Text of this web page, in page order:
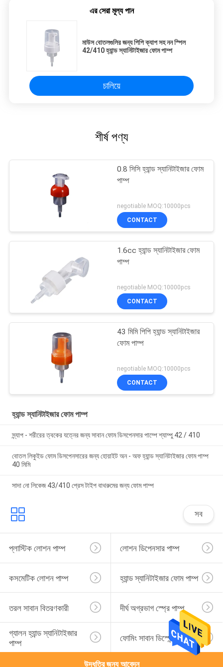
এর সেরা মূল্য পান
মাউস বোতলগুলির জন্য পিপি ক্যাপ সহ নন স্পিল
42/410 হ্যান্ড স্যানিটাইজার ফোম পাম্প
চালিয়ে
শীর্ষ পণ্য
0.8 সিসি হ্যান্ড স্যানিটাইজার ফোম
পাম্প
negotiable MOQ:10000pcs
CONTACT
1.6cc হ্যান্ড স্যানিটাইজার ফোম
পাম্প
negotiable MOQ:10000pcs
CONTACT
43 মিমি পিপি হ্যান্ড স্যানিটাইজার
ফোম পাম্প
negotiable MOQ:10000pcs
CONTACT
হ্যান্ড স্যানিটাইজার ফোম পাম্প
স্ন্যাপ - শরীরের ত্বকের যত্নের জন্য সাবান ফোম ডিসপেনসার পাম্পে শ্যাম্পু 42 / 410
বোতল লিকুইড ফোম ডিসপেনসারের জন্য হোয়াইট অন - অফ হ্যান্ড স্যানিটাইজার ফোম পাম্প
40 মিমি
সাদা নো লিকেজ 43/410 প্রেস টাইপ বাথরুমের জন্য ফোম পাম্প
সব
প্লাস্টিক লোশন পাম্প লোশন ডিপেনসার পাম্প
কসমেটিক লোশন পাম্প হ্যান্ড স্যানিটাইজার ফোম পাম্প
তরল সাবান বিতরণকারী দীর্ঘ অগ্রভাগ স্প্রে পাম্প
গ্যালন হ্যান্ড স্যানিটাইজার
পাম্প
ফোমিং সাবান ডিস্পেন্সার পাম্প
উদ্ধৃতির জন্য আবেদন